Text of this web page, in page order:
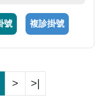
號 複診掛號
> >|